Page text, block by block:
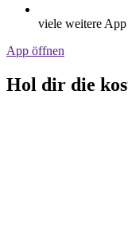
viele weitere
App öffnen
Hol dir die